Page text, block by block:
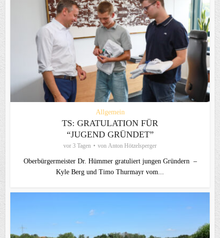
Allgemein
TS: GRATULATION FÜR
“JUGEND GRÜNDET”
vor 3 Tagen von Anton Hötzelsperger
Oberbürgermeister Dr. Hümmer gratuliert jungen Gründern –
Kyle Berg und Timo Thurmayr vom...